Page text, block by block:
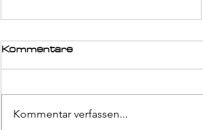
Kommentare
Kommentar verfassen...